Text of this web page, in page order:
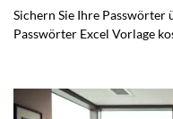
Sichern Sie Ihre Passwörter
Passwörter Excel Vorlage